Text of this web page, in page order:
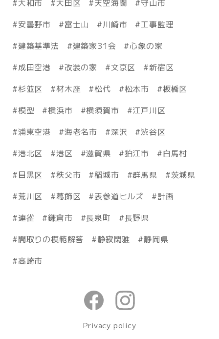
大和市
大田区 天空海闊
守山市
安曇野市
富士山 川崎市
工事監理
建築基準法
建築家31会
心象の家
成田空港
改装の家 文京区
新宿区
杉並区
材木座 松代 松本市
板橋区
模型
横浜市 横須賀市
江戸川区
浦東空港
海老名市 深沢
渋谷区
港北区
港区 滋賀県 狛江市
白馬村
目黒区
秩父市 稲城市 群馬県
茨城県
荒川区
葛飾区 表参道ヒルズ
計画
連雀
鎌倉市 長泉町
長野県
間取りの模範解答
静寂閑雅
静岡県
高崎市
Privacy policy